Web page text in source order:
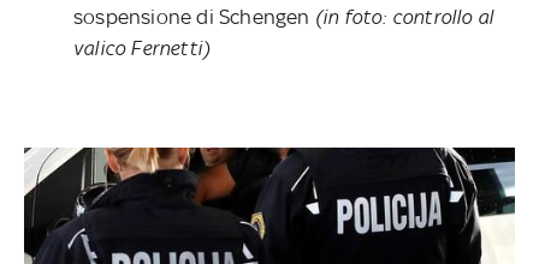
sospensione di Schengen (in foto: controllo al
valico Fernetti)